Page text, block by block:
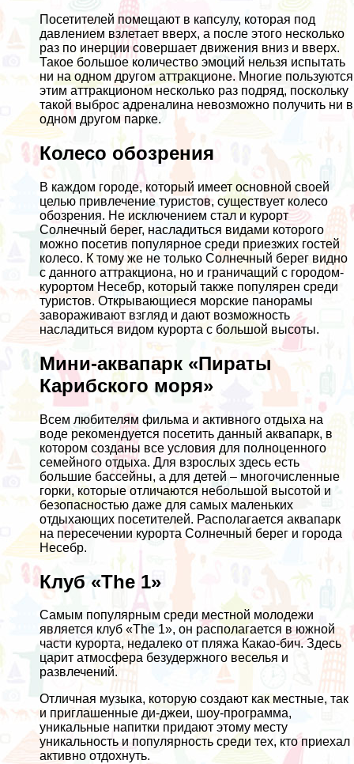
Посетителей помещают в капсулу, которая под
давлением взлетает вверх, а после этого несколько
раз по инерции совершает движения вниз и вверх.
Такое большое количество эмоций нельзя испытать
ни на одном другом аттракционе. Многие пользуются
этим аттракционом несколько раз подряд, поскольку
такой выброс адреналина невозможно получить ни в
одном другом парке.
Колесо обозрения
В каждом городе, который имеет основной своей
целью привлечение туристов, существует колесо
обозрения. Не исключением стал и курорт
Солнечный берег, насладиться видами которого
можно посетив популярное среди приезжих гостей
колесо. К тому же не только Солнечный берег видно
с данного аттракциона, но и граничащий с городом-
курортом Несебр, который также популярен среди
туристов. Открывающиеся морские панорамы
завораживают взгляд и дают возможность
насладиться видом курорта с большой высоты.
Мини-аквапарк «Пираты
Карибского моря»
Всем любителям фильма и активного отдыха на
воде рекомендуется посетить данный аквапарк, в
котором созданы все условия для полноценного
семейного отдыха. Для взрослых здесь есть
большие бассейны, а для детей – многочисленные
горки, которые отличаются небольшой высотой и
безопасностью даже для самых маленьких
отдыхающих посетителей. Располагается аквапарк
на пересечении курорта Солнечный берег и города
Несебр.
Клуб «The 1»
Самым популярным среди местной молодежи
является клуб «The 1», он располагается в южной
части курорта, недалеко от пляжа Какао-бич. Здесь
царит атмосфера безудержного веселья и
развлечений.
Отличная музыка, которую создают как местные, так
и приглашенные ди-джеи, шоу-программа,
уникальные напитки придают этому месту
уникальность и популярность среди тех, кто приехал
активно отдохнуть.